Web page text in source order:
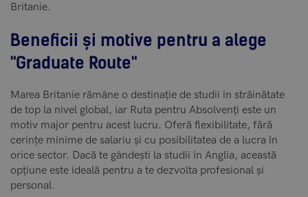
Britanie.
Beneficii și motive pentru a alege
"Graduate Route"
Marea Britanie rămâne o destinație de studii în străinătate
de top la nivel global, iar Ruta pentru Absolvenți este un
motiv major pentru acest lucru. Oferă flexibilitate, fără
cerințe minime de salariu și cu posibilitatea de a lucra în
orice sector. Dacă te gândești la studii în Anglia, această
opțiune este ideală pentru a te dezvolta profesional și
personal.